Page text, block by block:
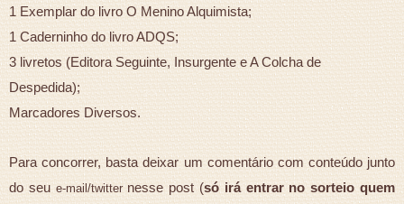
1 Exemplar do livro O Menino Alquimista;
1 Caderninho do livro ADQS;
3 livretos (Editora Seguinte, Insurgente e A Colcha de
Despedida);
Marcadores Diversos.
Para concorrer, basta deixar um comentário com conteúdo junto
do seue-mail/twitternesse post (só irá entrar no sorteio quem